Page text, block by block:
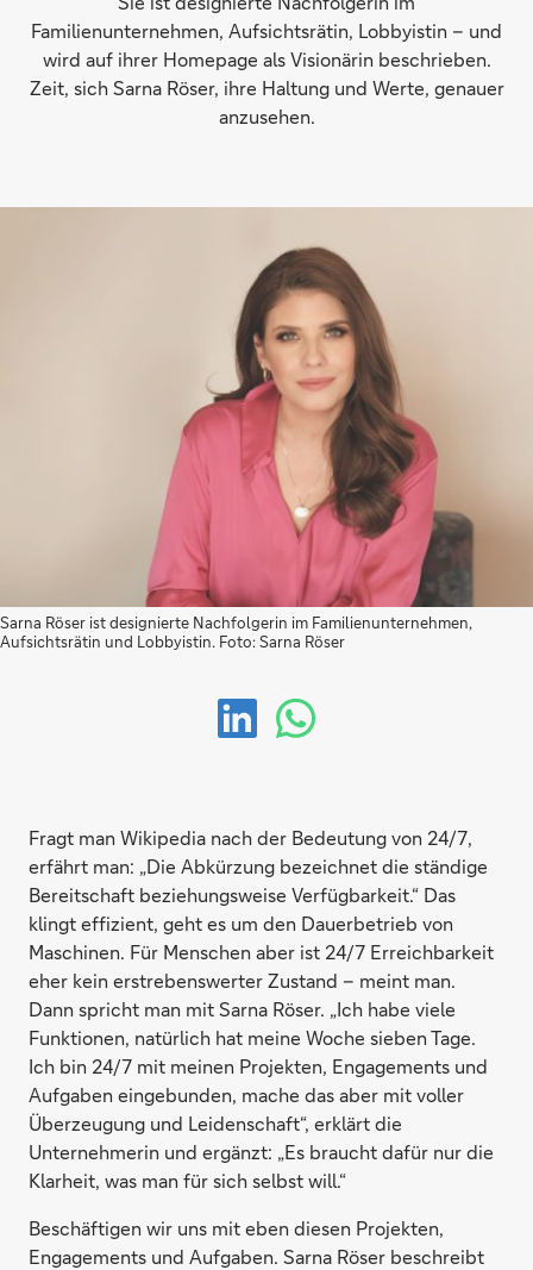
Familienunternehmen, Aufsichtsrätin, Lobbyistin – und
wird auf ihrer Homepage als Visionärin beschrieben.
Zeit, sich Sarna Röser, ihre Haltung und Werte, genauer
anzusehen.
Sarna Röser ist designierte Nachfolgerin im Familienunternehmen,
Aufsichtsrätin und Lobbyistin. Foto: Sarna Röser
Fragt man Wikipedia nach der Bedeutung von 24/7,
erfährt man: „Die Abkürzung bezeichnet die ständige
Bereitschaft beziehungsweise Verfügbarkeit.“ Das
klingt effizient, geht es um den Dauerbetrieb von
Maschinen. Für Menschen aber ist 24/7 Erreichbarkeit
eher kein erstrebenswerter Zustand – meint man.
Dann spricht man mit Sarna Röser. „Ich habe viele
Funktionen, natürlich hat meine Woche sieben Tage.
Ich bin 24/7 mit meinen Projekten, Engagements und
Aufgaben eingebunden, mache das aber mit voller
Überzeugung und Leidenschaft“, erklärt die
Unternehmerin und ergänzt: „Es braucht dafür nur die
Klarheit, was man für sich selbst will.“
Beschäftigen wir uns mit eben diesen Projekten,
Engagements und Aufgaben. Sarna Röser beschreibt